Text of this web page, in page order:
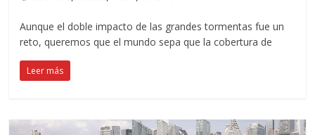
Aunque el doble impacto de las grandes tormentas fue un
reto, queremos que el mundo sepa que la cobertura de
Leer más